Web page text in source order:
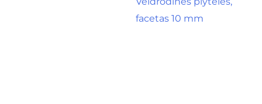
facetas 10 mm